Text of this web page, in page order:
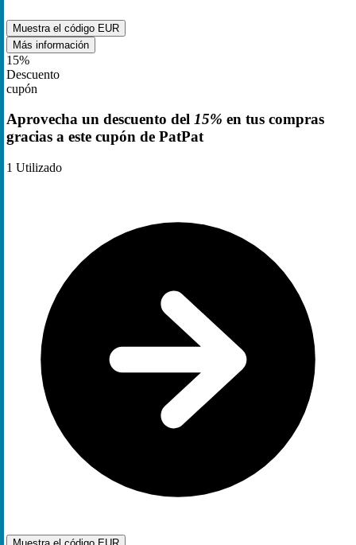
Muestra el código EUR
Más información
15%
Descuento
cupón
Aprovecha un descuento del 15% en tus compras
gracias a este cupón de PatPat
1 Utilizado